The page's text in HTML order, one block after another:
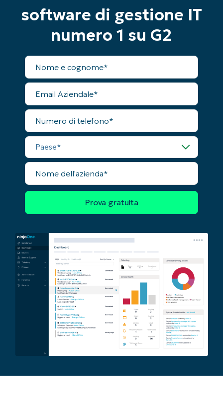
software di gestione IT
numero 1 su G2
Nome
completo
Email
Aziendale
Numero
telefono
Paese
Nome
dell'azienda
Inizia la tua prova di 14 giorni
Nessuna carta di credito richiesta, accesso
completo a tutte le funzionalità
First
and
name*
Business
email*
Phone
Paese
Company
name*